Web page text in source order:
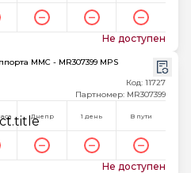
Не доступен
MMC - MR307399 MPS
Код: 11727
Партномер: MR307399
Днепр 1 день В пути
Не доступен